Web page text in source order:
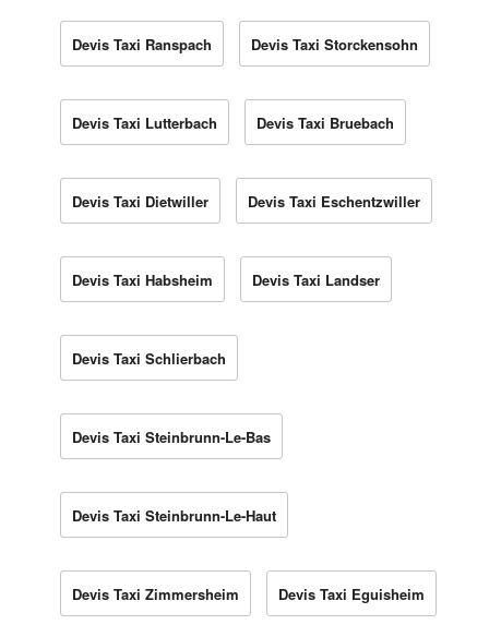
Devis Taxi Ranspach Devis Taxi Storckensohn
Devis Taxi Lutterbach Devis Taxi Bruebach
Devis Taxi Dietwiller Devis Taxi Eschentzwiller
Devis Taxi Habsheim Devis Taxi Landser
Devis Taxi Schlierbach
Devis Taxi Steinbrunn-Le-Bas
Devis Taxi Steinbrunn-Le-Haut
Devis Taxi Zimmersheim Devis Taxi Eguisheim